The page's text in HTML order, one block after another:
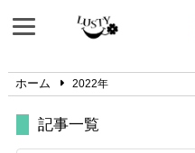
ホーム 2022年
記事一覧